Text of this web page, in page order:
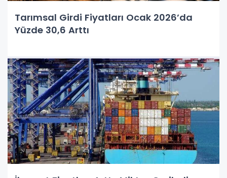
Tarımsal Girdi Fiyatları Ocak 2026’da
Yüzde 30,6 Arttı